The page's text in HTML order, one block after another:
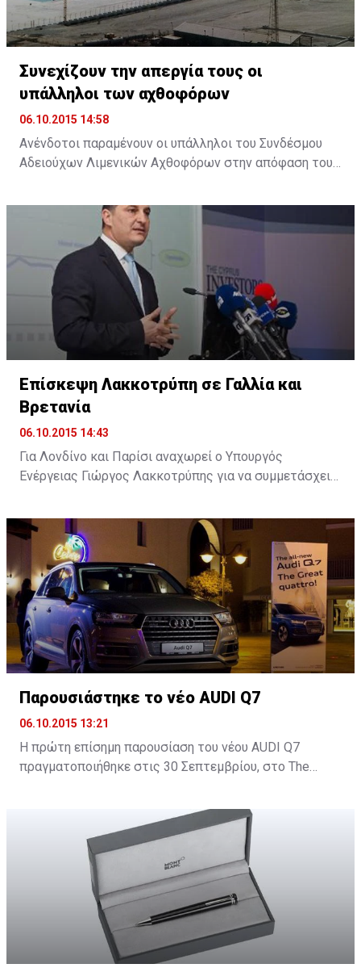
Συνεχίζουν την απεργία τους οι
υπάλληλοι των αχθοφόρων
06.10.2015 14:58
Ανένδοτοι παραμένουν οι υπάλληλοι του Συνδέσμου
Αδειούχων Λιμενικών Αχθοφόρων στην απόφαση τους
άμεση καταβολή της αποζημίωσης που συμφωνήθηκε,
στο πλαίσιο της εμπορικοποίησης των υπηρεσιών του
λιμανιού.
Επίσκεψη Λακκοτρύπη σε Γαλλία και
Βρετανία
06.10.2015 14:43
Για Λονδίνο και Παρίσι αναχωρεί ο Υπουργός
Ενέργειας Γιώργος Λακκοτρύπης για να συμμετάσχει
επενδύσεων στην Κύπρο, ενώ θα έχει επαφές και με
εκπροσώπους ενεργειακών κολοσσών.
Παρουσιάστηκε το νέο AUDI Q7
06.10.2015 13:21
H πρώτη επίσημη παρουσίαση του νέου AUDI Q7
πραγματοποιήθηκε στις 30 Σεπτεμβρίου, στο Τhe
ευκαιρία να δουν από κοντά το νέο SUV της Audi.